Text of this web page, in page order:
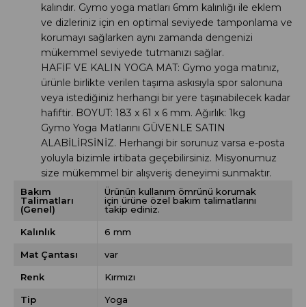
kalındır. Gymo yoga matları 6mm kalınlığı ile eklem
ve dizleriniz için en optimal seviyede tamponlama ve
korumayı sağlarken aynı zamanda dengenizi
mükemmel seviyede tutmanızı sağlar.
HAFİF VE KALIN YOGA MAT: Gymo yoga matınız,
ürünle birlikte verilen taşıma askısıyla spor salonuna
veya istediğiniz herhangi bir yere taşınabilecek kadar
hafiftir. BOYUT: 183 x 61 x 6 mm. Ağırlık: 1kg
Gymo Yoga Matlarını GÜVENLE SATIN
ALABİLİRSİNİZ. Herhangi bir sorunuz varsa e-posta
yoluyla bizimle irtibata geçebilirsiniz. Misyonumuz
size mükemmel bir alışveriş deneyimi sunmaktır.
Bakım
Talimatları
(Genel)
Ürünün kullanım ömrünü korumak
için ürüne özel bakım talimatlarını
takip ediniz.
Kalınlık 6 mm
Mat Çantası var
Renk Kırmızı
Tip Yoga